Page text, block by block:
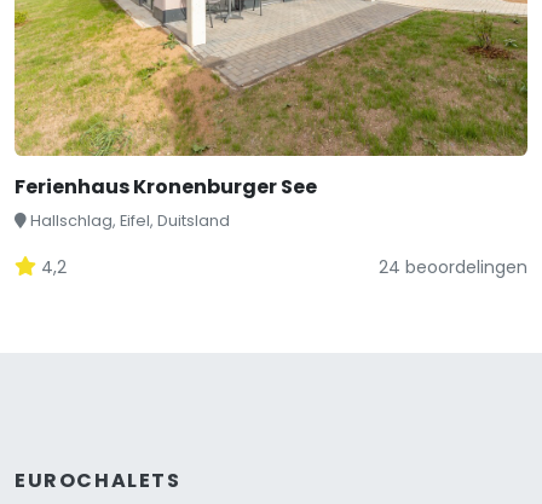
Ferienhaus Kronenburger See
Hallschlag, Eifel, Duitsland
4,2 24 beoordelingen
EUROCHALETS